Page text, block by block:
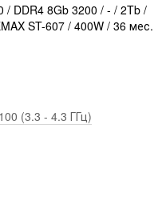
DDR4 8Gb 3200 / - / 2Tb /
ST-607 / 400W / 36 мес.
(3.3 - 4.3 ГГц)